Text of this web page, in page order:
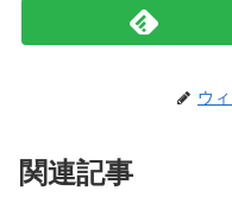
ウ
関連記事